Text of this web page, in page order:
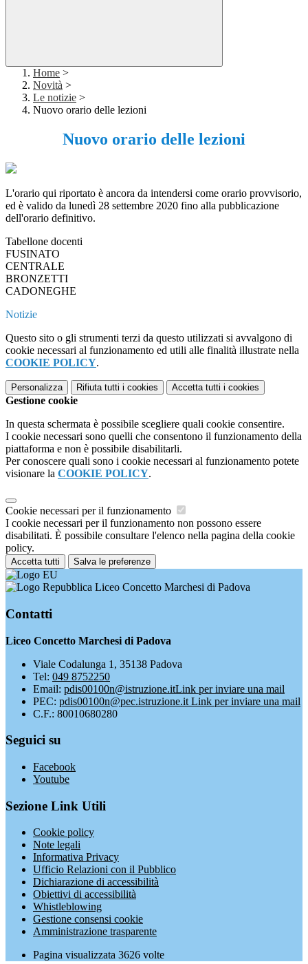
Home >
Novità >
Le notizie >
Nuovo orario delle lezioni
Nuovo orario delle lezioni
L'orario qui riportato è ancora da intendersi come orario provvisorio,
ed è valido da lunedì 28 settembre 2020 fino alla pubblicazione
dell'orario definitivo.
Tabellone docenti
FUSINATO
CENTRALE
BRONZETTI
CADONEGHE
Notizie
Questo sito o gli strumenti terzi da questo utilizzati si avvalgono di
cookie necessari al funzionamento ed utili alle finalità illustrate nella
COOKIE POLICY.
Personalizza Rifiuta tutti i cookies Accetta tutti i cookies
Gestione cookie
In questa schermata è possibile scegliere quali cookie consentire.
I cookie necessari sono quelli che consentono il funzionamento della
piattaforma e non è possibile disabilitarli.
Per conoscere quali sono i cookie necessari al funzionamento potete
visionare la COOKIE POLICY.
Cookie necessari per il funzionamento
I cookie necessari per il funzionamento non possono essere
disabilitati. È possibile consultare l'elenco nella pagina della cookie
policy.
Accetta tutti Salva le preferenze
Liceo Concetto Marchesi di Padova
Contatti
Liceo Concetto Marchesi di Padova
Viale Codalunga 1, 35138 Padova
Tel: 049 8752250
Email: pdis00100n@istruzione.itLink per inviare una mail
PEC: pdis00100n@pec.istruzione.it Link per inviare una mail
C.F.: 80010680280
Seguici su
Facebook
Youtube
Sezione Link Utili
Cookie policy
Note legali
Informativa Privacy
Ufficio Relazioni con il Pubblico
Dichiarazione di accessibilità
Obiettivi di accessibilità
Whistleblowing
Gestione consensi cookie
Amministrazione trasparente
Pagina visualizzata 3626 volte